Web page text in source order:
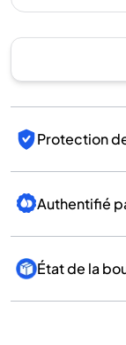
Protection
Authentifié
État de la